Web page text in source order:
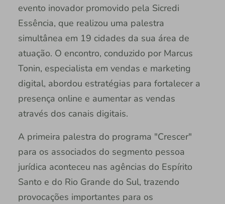
evento inovador promovido pela Sicredi
Essência, que realizou uma palestra
simultânea em 19 cidades da sua área de
atuação. O encontro, conduzido por Marcus
Tonin, especialista em vendas e marketing
digital, abordou estratégias para fortalecer a
presença online e aumentar as vendas
através dos canais digitais.
A primeira palestra do programa "Crescer"
para os associados do segmento pessoa
jurídica aconteceu nas agências do Espírito
Santo e do Rio Grande do Sul, trazendo
provocações importantes para os